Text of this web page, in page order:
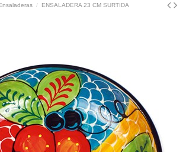
Ensaladeras ENSALADERA 23 CM SURTIDA